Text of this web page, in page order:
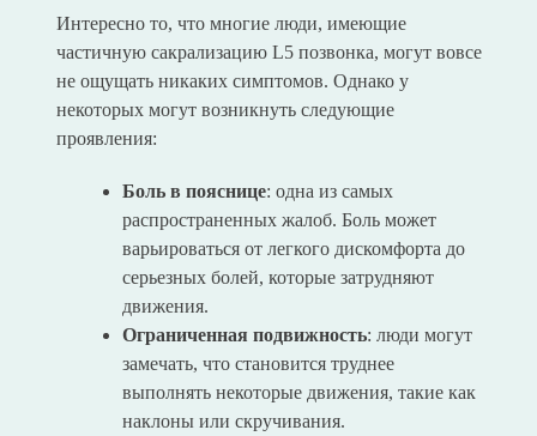
Интересно то, что многие люди, имеющие
частичную сакрализацию L5 позвонка, могут вовсе
не ощущать никаких симптомов. Однако у
некоторых могут возникнуть следующие
проявления:
Боль в пояснице: одна из самых
распространенных жалоб. Боль может
варьироваться от легкого дискомфорта до
серьезных болей, которые затрудняют
движения.
Ограниченная подвижность: люди могут
замечать, что становится труднее
выполнять некоторые движения, такие как
наклоны или скручивания.